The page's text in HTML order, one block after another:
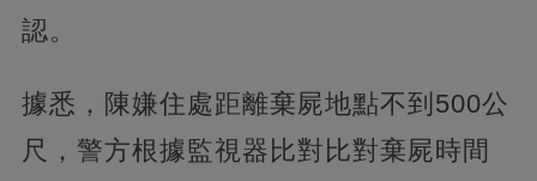
認。
據悉，陳嫌住處距離棄屍地點不到500公
尺，警方根據監視器比對比對棄屍時間